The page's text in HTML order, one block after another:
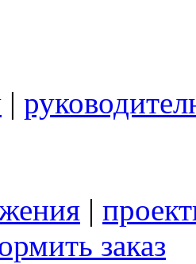
|
|
заказ